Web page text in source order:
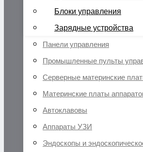
Блоки управления
Зарядные устройства
Панели управления
Промышленные пульты
Серверные материнские
Материнские платы
Автоклавовы
Аппараты УЗИ
Эндоскопы и